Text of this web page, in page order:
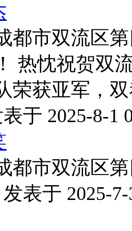
都市双流区
热忱祝贺双
荣获亚军，
于 2025-8-1
都市双流区
发表于 2025-7-